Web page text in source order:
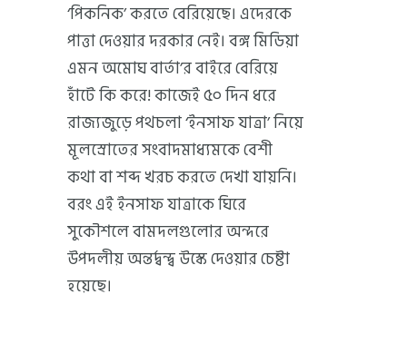
‘পিকনিক’ করতে বেরিয়েছে। এদেরকে
পাত্তা দেওয়ার দরকার নেই। বঙ্গ মিডিয়া
এমন অমোঘ বার্তা’র বাইরে বেরিয়ে
হাঁটে কি করে! কাজেই ৫০ দিন ধরে
রাজ্যজুড়ে পথচলা ‘ইনসাফ যাত্রা’ নিয়ে
মূলস্রোতের সংবাদমাধ্যমকে বেশী
কথা বা শব্দ খরচ করতে দেখা যায়নি।
বরং এই ইনসাফ যাত্রাকে ঘিরে
সুকৌশলে বামদলগুলোর অন্দরে
উপদলীয় অন্তর্দ্বন্দ্ব উস্কে দেওয়ার চেষ্টা
হয়েছে।